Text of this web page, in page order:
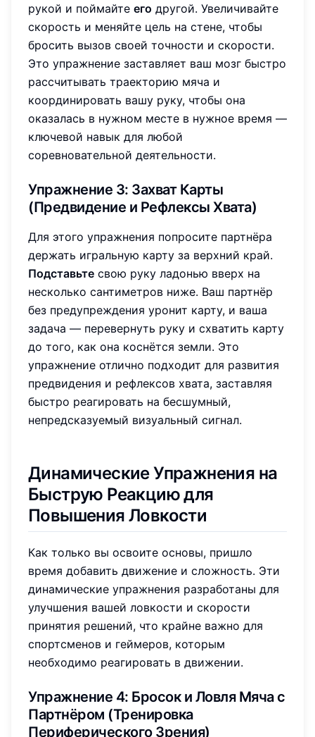
рукой и поймайте его другой. Увеличивайте
скорость и меняйте цель на стене, чтобы
бросить вызов своей точности и скорости.
Это упражнение заставляет ваш мозг быстро
рассчитывать траекторию мяча и
координировать вашу руку, чтобы она
оказалась в нужном месте в нужное время —
ключевой навык для любой
соревновательной деятельности.
Упражнение 3: Захват Карты
(Предвидение и Рефлексы Хвата)
Для этого упражнения попросите партнёра
держать игральную карту за верхний край.
Подставьте свою руку ладонью вверх на
несколько сантиметров ниже. Ваш партнёр
без предупреждения уронит карту, и ваша
задача — перевернуть руку и схватить карту
до того, как она коснётся земли. Это
упражнение отлично подходит для развития
предвидения и рефлексов хвата, заставляя
быстро реагировать на бесшумный,
непредсказуемый визуальный сигнал.
Динамические Упражнения на
Быструю Реакцию для
Повышения Ловкости
Как только вы освоите основы, пришло
время добавить движение и сложность. Эти
динамические упражнения разработаны для
улучшения вашей ловкости и скорости
принятия решений, что крайне важно для
спортсменов и геймеров, которым
необходимо реагировать в движении.
Упражнение 4: Бросок и Ловля Мяча с
Партнёром (Тренировка
Периферического Зрения)